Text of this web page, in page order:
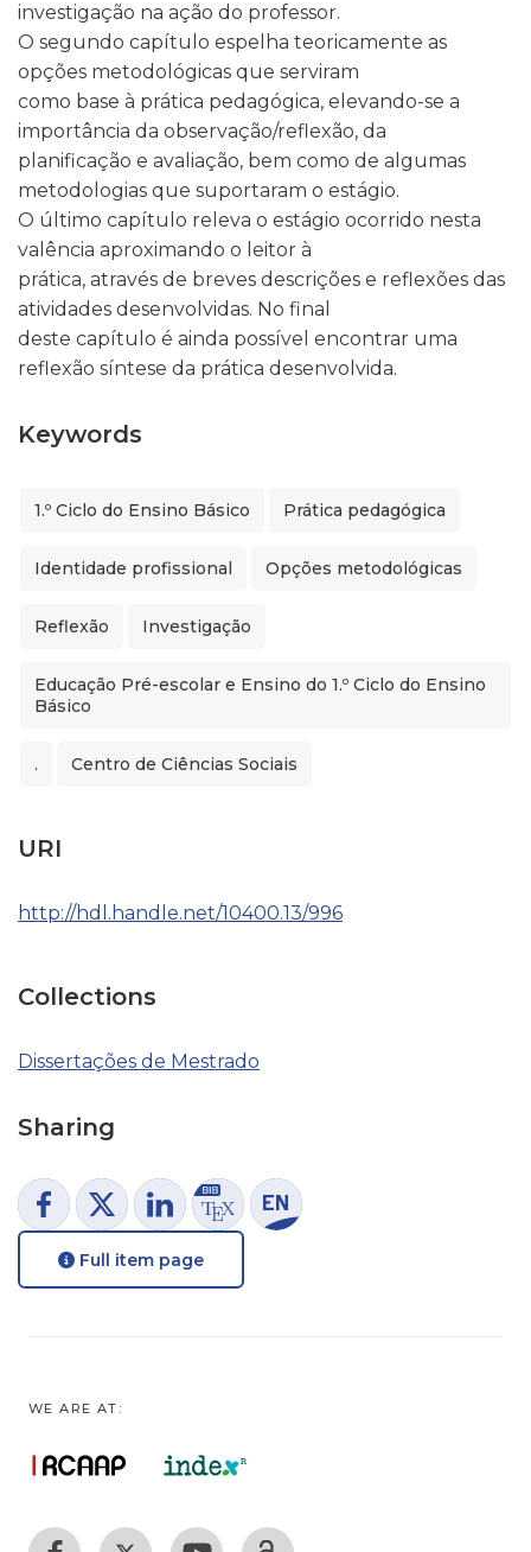
investigação na ação do professor.
O segundo capítulo espelha teoricamente as
opções metodológicas que serviram
como base à prática pedagógica, elevando-se a
importância da observação/reflexão, da
planificação e avaliação, bem como de algumas
metodologias que suportaram o estágio.
O último capítulo releva o estágio ocorrido nesta
valência aproximando o leitor à
prática, através de breves descrições e reflexões das
atividades desenvolvidas. No final
deste capítulo é ainda possível encontrar uma
reflexão síntese da prática desenvolvida.
Keywords
1.º Ciclo do Ensino Básico Prática pedagógica
Identidade profissional Opções metodológicas
Reflexão Investigação
Educação Pré-escolar e Ensino do 1.º Ciclo do Ensino
Básico
. Centro de Ciências Sociais
URI
http://hdl.handle.net/10400.13/996
Collections
Dissertações de Mestrado
Sharing
Full item page
WE ARE AT: